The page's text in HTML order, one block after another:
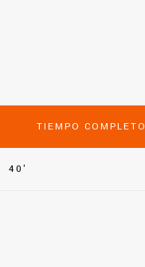
TIEMPO COMPLETO
40'